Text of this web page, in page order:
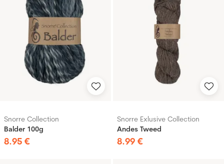
Snorre Collection
Balder 100g
8.95 €
Snorre Exlusive Collection
Andes Tweed
8.99 €